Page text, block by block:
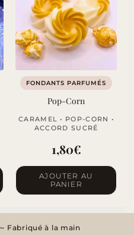
FONDANTS PARFUMÉS
Pop-Corn
CARAMEL • POP-CORN •
ACCORD SUCRÉ
1,80€
AJOUTER AU
PANIER
Fabriqué à la main